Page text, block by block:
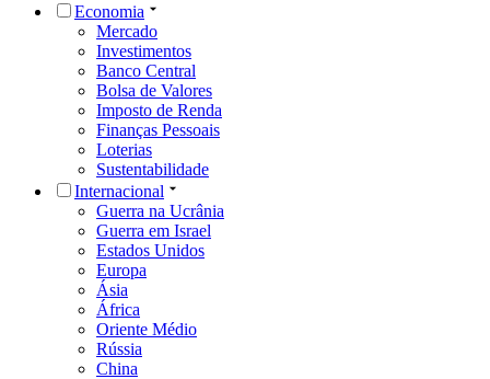
Economia
Mercado
Investimentos
Banco Central
Bolsa de Valores
Imposto de Renda
Finanças Pessoais
Loterias
Sustentabilidade
Internacional
Guerra na Ucrânia
Guerra em Israel
Estados Unidos
Europa
Ásia
África
Oriente Médio
Rússia
China